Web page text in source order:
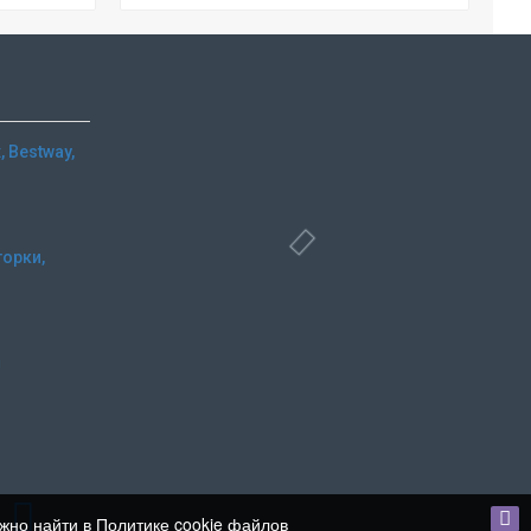
Bestway,
найти в Политике cookie файлов